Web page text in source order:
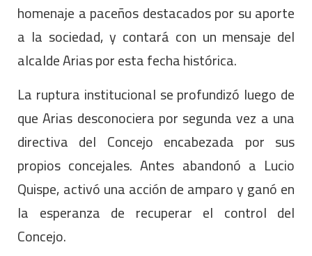
homenaje a paceños destacados por su aporte
a la sociedad, y contará con un mensaje del
alcalde Arias por esta fecha histórica.
La ruptura institucional se profundizó luego de
que Arias desconociera por segunda vez a una
directiva del Concejo encabezada por sus
propios concejales. Antes abandonó a Lucio
Quispe, activó una acción de amparo y ganó en
la esperanza de recuperar el control del
Concejo.